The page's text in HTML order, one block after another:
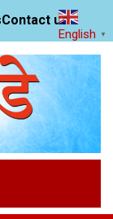
Contact us
English ▼